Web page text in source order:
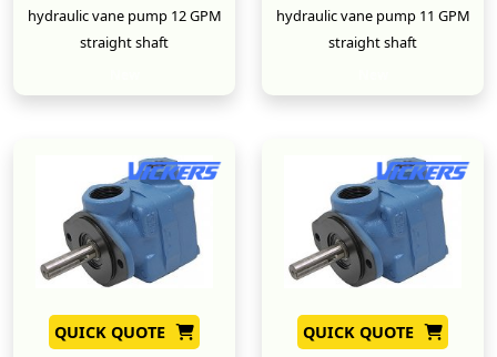
hydraulic vane pump 12 GPM
straight shaft
hydraulic vane pump 11 GPM
straight shaft
QUICK QUOTE QUICK QUOTE